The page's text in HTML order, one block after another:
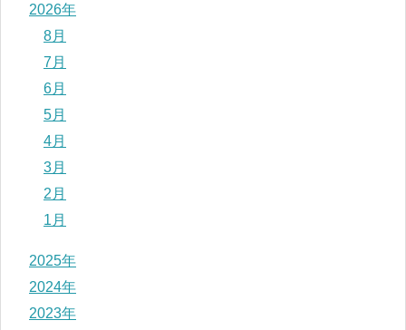
2026年
8月
7月
6月
5月
4月
3月
2月
1月
2025年
2024年
2023年